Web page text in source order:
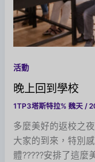
活動
晚上回到學校
1TP3塔斯特拉% 魏天/
多麼美好的返校之
大家的到來，特別
體??‍?‍?‍?安排了這麼